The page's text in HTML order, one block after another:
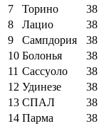
7
Торино 38
8
Лацио 38
9
Сампдория 38
10 Болонья 38
11 Сассуоло 38
12 Удинезе 38
13 СПАЛ 38
14 Парма 38